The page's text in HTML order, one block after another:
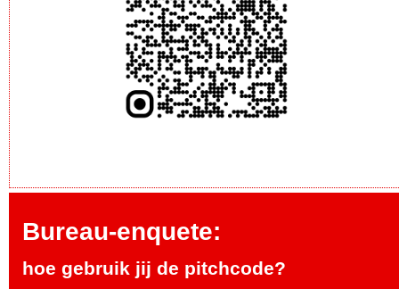
Bureau-enquete:
hoe gebruik jij de pitchcode?